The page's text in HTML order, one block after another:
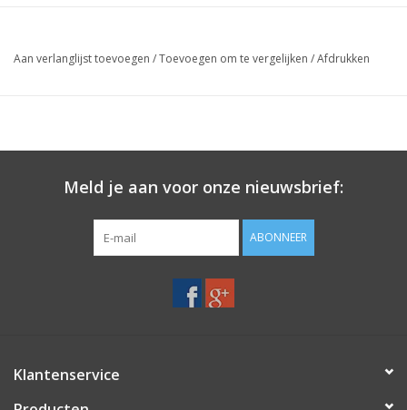
Aan verlanglijst toevoegen /Toevoegen om te vergelijken /Afdrukken
Meld je aan voor onze nieuwsbrief:
ABONNEER
Klantenservice